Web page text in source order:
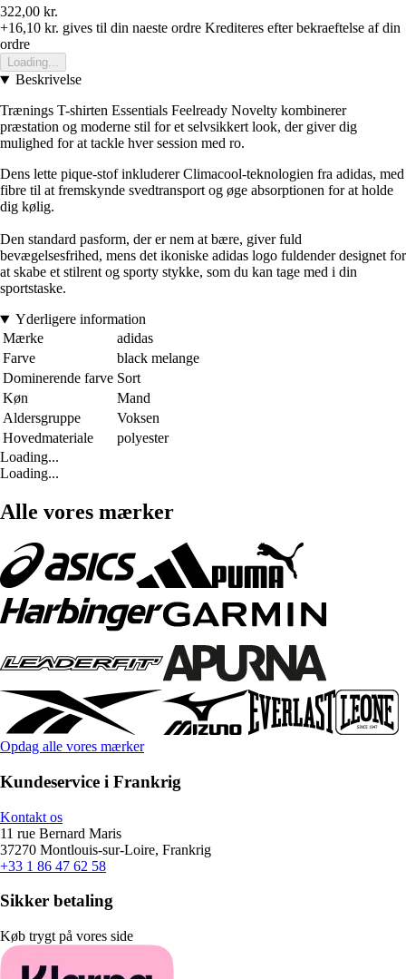
322,00 kr.
+16,10 kr. gives til din naeste ordre Krediteres efter bekraeftelse af din
ordre
Loading...
Beskrivelse
Trænings T-shirten Essentials Feelready Novelty kombinerer
præstation og moderne stil for et selvsikkert look, der giver dig
mulighed for at tackle hver session med ro.
Dens lette pique-stof inkluderer Climacool-teknologien fra adidas, med
fibre til at fremskynde svedtransport og øge absorptionen for at holde
dig kølig.
Den standard pasform, der er nem at bære, giver fuld
bevægelsesfrihed, mens det ikoniske adidas logo fuldender designet for
at skabe et stilrent og sporty stykke, som du kan tage med i din
sportstaske.
Yderligere information
Mærke
adidas
Farve
black melange
Dominerende farve Sort
Køn
Mand
Aldersgruppe
Voksen
Hovedmateriale
polyester
Loading...
Loading...
Alle vores mærker
Opdag alle vores mærker
Kundeservice i Frankrig
Kontakt os
11 rue Bernard Maris
37270 Montlouis-sur-Loire, Frankrig
+33 1 86 47 62 58
Sikker betaling
Køb trygt på vores side